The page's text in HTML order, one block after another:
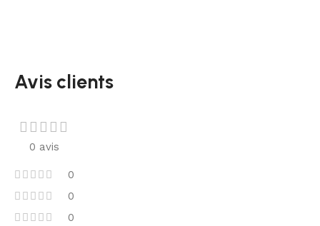
Avis clients
0 avis
0
0
0